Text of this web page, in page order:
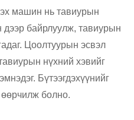
машин нь тавиурын
байрлуулж, тавиурын
Цоолтуурын эсвэл
нүхний хэвийг
Бүтээгдэхүүнийг
өөрчилж болно.